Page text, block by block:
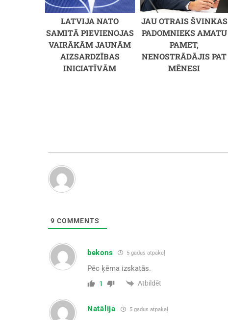
LATVIJA NATO
SAMITĀ PIEVIENOJAS
VAIRĀKĀM JAUNĀM
AIZSARDZĪBAS
INICIATĪVĀM
JAU OTRAIS ŠVINKAS
PADOMNIEKS AMATU
PAMET,
NENOSTRĀDĀJIS PAT
MĒNESI
9 COMMENTS
bekons 5 gadus atpakaļ
Pēc ķēma izskatās.
1 Atbildēt
Natālija 5 gadus atpakaļ